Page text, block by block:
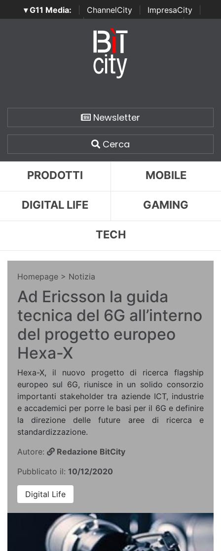
▾ G11 Media: ChannelCity ImpresaCity
SecurityOpenLab | Italian Channel Awards | Italian
Italian Security Awards
Newsletter
Cerca
PRODOTTI MOBILE
DIGITAL LIFE GAMING
TECH
Homepage > Notizia
Ad Ericsson la guida
tecnica del 6G all’interno
del progetto europeo
Hexa-X
Hexa-X, il nuovo progetto di ricerca flagship
europeo sul 6G, riunisce in un solido consorzio
importanti stakeholder tra aziende ICT, industrie
e accademici per porre le basi per il 6G e definire
la direzione delle future aree di ricerca e
standardizzazione.
Autore:
Redazione BitCity
Pubblicato il: 10/12/2020
Digital Life